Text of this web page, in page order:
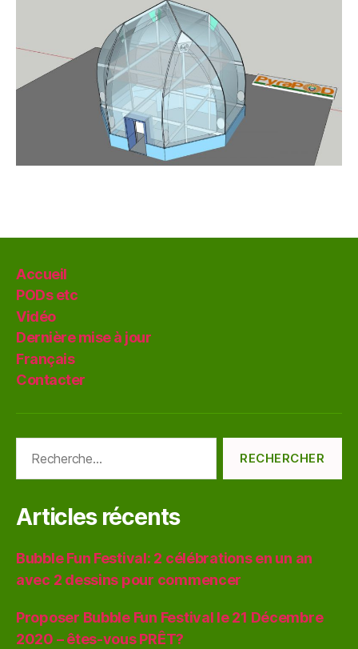
Accueil
PODs etc
Vidéo
Dernière mise à jour
Français
Contacter
Articles récents
Bubble Fun Festival: 2 célébrations en un an
avec 2 dessins pour commencer
Proposer Bubble Fun Festival le 21 Décembre
2020 – êtes-vous PRÊT?